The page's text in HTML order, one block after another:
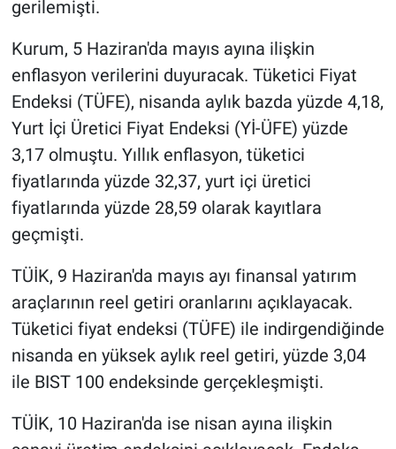
gerilemişti.
Kurum, 5 Haziran'da mayıs ayına ilişkin
enflasyon verilerini duyuracak. Tüketici Fiyat
Endeksi (TÜFE), nisanda aylık bazda yüzde 4,18,
Yurt İçi Üretici Fiyat Endeksi (Yİ-ÜFE) yüzde
3,17 olmuştu. Yıllık enflasyon, tüketici
fiyatlarında yüzde 32,37, yurt içi üretici
fiyatlarında yüzde 28,59 olarak kayıtlara
geçmişti.
TÜİK, 9 Haziran'da mayıs ayı finansal yatırım
araçlarının reel getiri oranlarını açıklayacak.
Tüketici fiyat endeksi (TÜFE) ile indirgendiğinde
nisanda en yüksek aylık reel getiri, yüzde 3,04
ile BIST 100 endeksinde gerçekleşmişti.
TÜİK, 10 Haziran'da ise nisan ayına ilişkin